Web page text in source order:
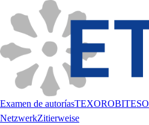
Examen de autoríasTEXOROBITESO
NetzwerkZitierweise